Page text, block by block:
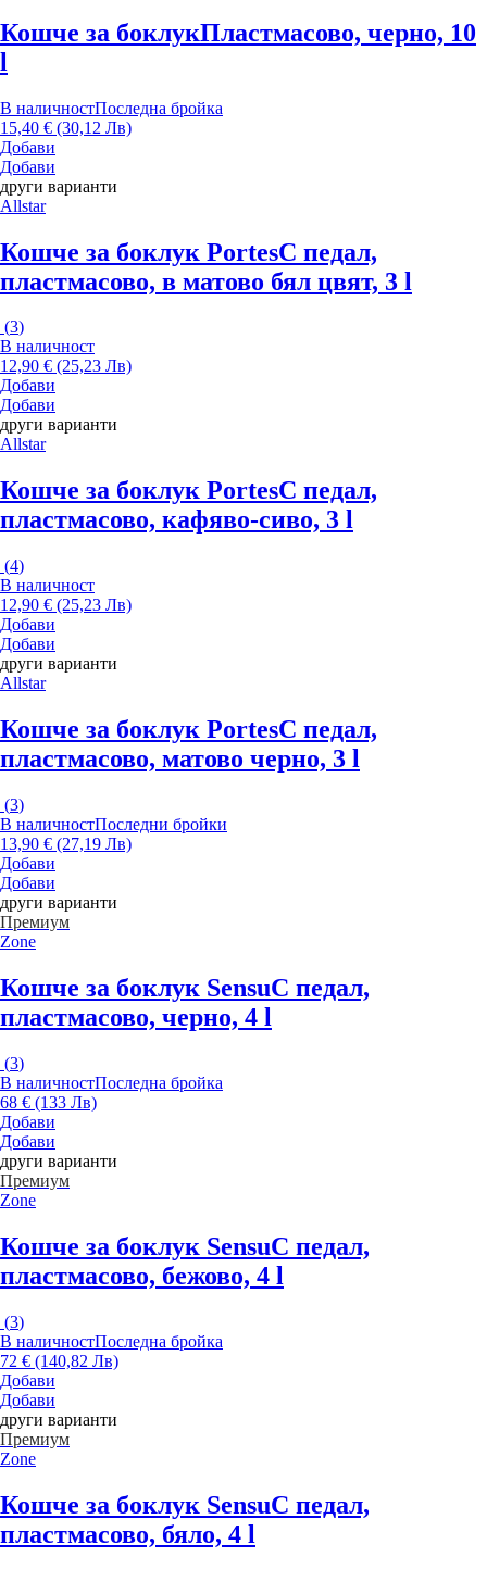
Кошче за боклукПластмасово, черно, 10
l
В наличностПоследна бройка
15,40 € (30,12 Лв)
Добави
Добави
други варианти
Allstar
Кошче за боклук PortesС педал,
пластмасово, в матово бял цвят, 3 l
(3)
В наличност
12,90 € (25,23 Лв)
Добави
Добави
други варианти
Allstar
Кошче за боклук PortesС педал,
пластмасово, кафяво-сиво, 3 l
(4)
В наличност
12,90 € (25,23 Лв)
Добави
Добави
други варианти
Allstar
Кошче за боклук PortesС педал,
пластмасово, матово черно, 3 l
(3)
В наличностПоследни бройки
13,90 € (27,19 Лв)
Добави
Добави
други варианти
Премиум
Zone
Кошче за боклук SensuС педал,
пластмасово, черно, 4 l
(3)
В наличностПоследна бройка
68 € (133 Лв)
Добави
Добави
други варианти
Премиум
Zone
Кошче за боклук SensuС педал,
пластмасово, бежово, 4 l
(3)
В наличностПоследна бройка
72 € (140,82 Лв)
Добави
Добави
други варианти
Премиум
Zone
Кошче за боклук SensuС педал,
пластмасово, бяло, 4 l